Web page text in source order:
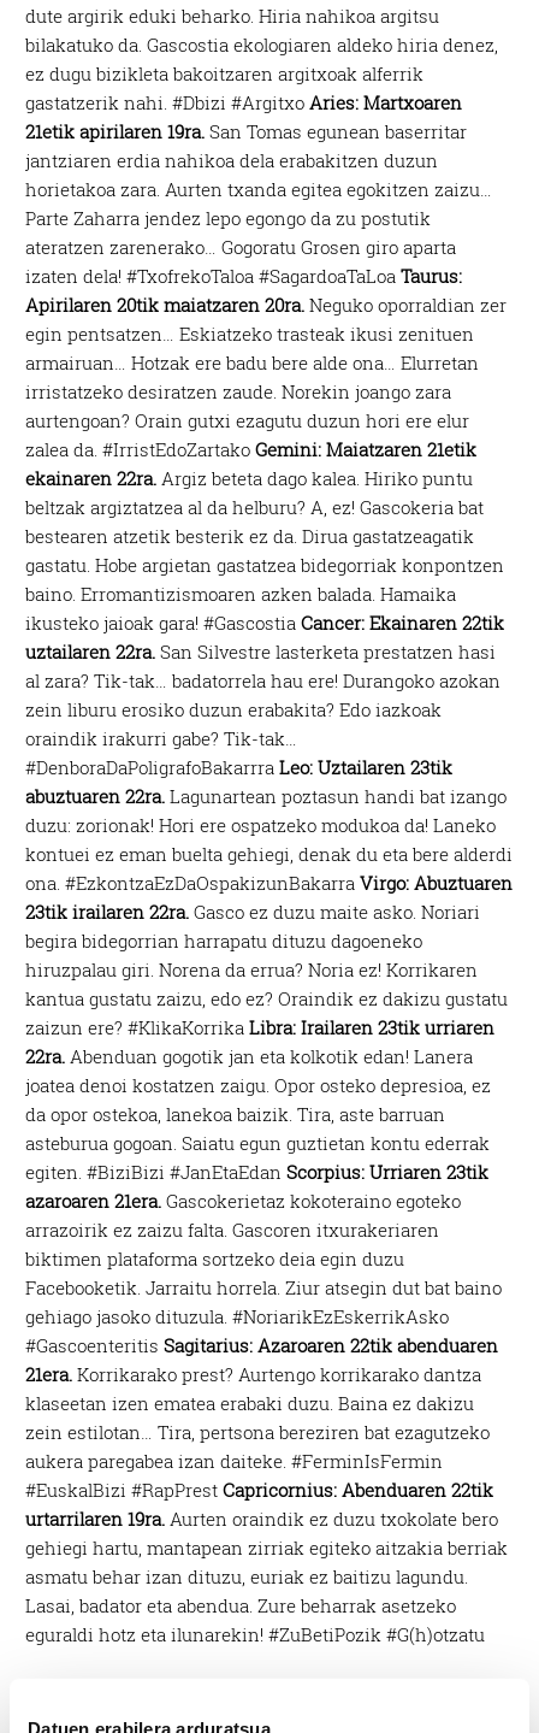
Datuen erabilera arduratsua
dute argirik eduki beharko. Hiria nahikoa argitsu
bilakatuko da. Gascostia ekologiaren aldeko hiria denez,
ez dugu bizikleta bakoitzaren argitxoak alferrik
gastatzerik nahi. #Dbizi #ArgitxoAries: Martxoaren
21etik apirilaren 19ra. San Tomas egunean baserritar
jantziaren erdia nahikoa dela erabakitzen duzun
horietakoa zara. Aurten txanda egitea egokitzen zaizu…
Parte Zaharra jendez lepo egongo da zu postutik
ateratzen zarenerako… Gogoratu Grosen giro aparta
izaten dela! #TxofrekoTaloa #SagardoaTaLoaTaurus:
Apirilaren 20tik maiatzaren 20ra. Neguko oporraldian zer
egin pentsatzen… Eskiatzeko trasteak ikusi zenituen
armairuan… Hotzak ere badu bere alde ona… Elurretan
irristatzeko desiratzen zaude. Norekin joango zara
aurtengoan? Orain gutxi ezagutu duzun hori ere elur
zalea da. #IrristEdoZartakoGemini: Maiatzaren 21etik
ekainaren 22ra. Argiz beteta dago kalea. Hiriko puntu
beltzak argiztatzea al da helburu? A, ez! Gascokeria bat
bestearen atzetik besterik ez da. Dirua gastatzeagatik
gastatu. Hobe argietan gastatzea bidegorriak konpontzen
baino. Erromantizismoaren azken balada. Hamaika
ikusteko jaioak gara! #GascostiaCancer: Ekainaren 22tik
uztailaren 22ra. San Silvestre lasterketa prestatzen hasi
al zara? Tik-tak… badatorrela hau ere! Durangoko azokan
zein liburu erosiko duzun erabakita? Edo iazkoak
oraindik irakurri gabe? Tik-tak…
#DenboraDaPoligrafoBakarrraLeo: Uztailaren 23tik
abuztuaren 22ra. Lagunartean poztasun handi bat izango
duzu: zorionak! Hori ere ospatzeko modukoa da! Laneko
kontuei ez eman buelta gehiegi, denak du eta bere alderdi
ona. #EzkontzaEzDaOspakizunBakarraVirgo: Abuztuaren
23tik irailaren 22ra. Gasco ez duzu maite asko. Noriari
begira bidegorrian harrapatu dituzu dagoeneko
hiruzpalau giri. Norena da errua? Noria ez! Korrikaren
kantua gustatu zaizu, edo ez? Oraindik ez dakizu gustatu
zaizun ere? #KlikaKorrikaLibra: Irailaren 23tik urriaren
22ra. Abenduan gogotik jan eta kolkotik edan! Lanera
joatea denoi kostatzen zaigu. Opor osteko depresioa, ez
da opor ostekoa, lanekoa baizik. Tira, aste barruan
asteburua gogoan. Saiatu egun guztietan kontu ederrak
egiten. #BiziBizi #JanEtaEdanScorpius: Urriaren 23tik
azaroaren 21era. Gascokerietaz kokoteraino egoteko
arrazoirik ez zaizu falta. Gascoren itxurakeriaren
biktimen plataforma sortzeko deia egin duzu
Facebooketik. Jarraitu horrela. Ziur atsegin dut bat baino
gehiago jasoko dituzula. #NoriarikEzEskerrikAsko
#GascoenteritisSagitarius: Azaroaren 22tik abenduaren
21era. Korrikarako prest? Aurtengo korrikarako dantza
klaseetan izen ematea erabaki duzu. Baina ez dakizu
zein estilotan… Tira, pertsona bereziren bat ezagutzeko
aukera paregabea izan daiteke. #FerminIsFermin
#EuskalBizi #RapPrestCapricornius: Abenduaren 22tik
urtarrilaren 19ra. Aurten oraindik ez duzu txokolate bero
gehiegi hartu, mantapean zirriak egiteko aitzakia berriak
asmatu behar izan dituzu, euriak ez baitizu lagundu.
Lasai, badator eta abendua. Zure beharrak asetzeko
eguraldi hotz eta ilunarekin! #ZuBetiPozik #G(h)otzatu